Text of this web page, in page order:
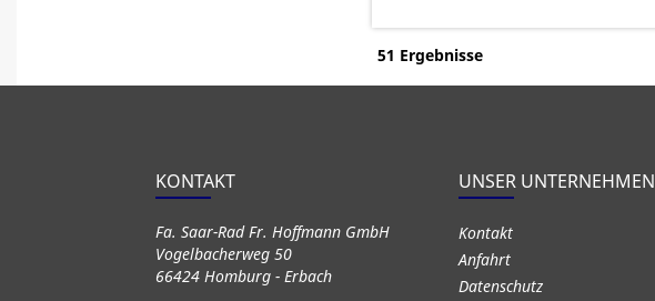
51 Ergebnisse
KONTAKT
Fa. Saar-Rad Fr. Hoffmann GmbH
Vogelbacherweg 50
66424 Homburg - Erbach
UNSER UNTERNEHMEN
Kontakt
Anfahrt
Datenschutz